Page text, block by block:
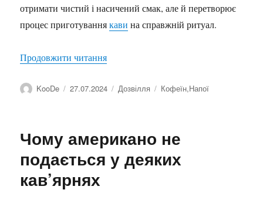
отримати чистий і насичений смак, але й перетворює
процес приготуваннякави на справжній ритуал.
Продовжити читання“Кемекс: метод приготування фільтр-
Автор
KooDe Оприлюднено
27.07.2024 Категорії
Дозвілля Позначки
Кофеїн,Напої
Чому американо не
подається у деяких
кав’ярнях